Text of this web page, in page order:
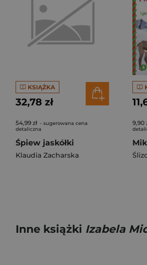
KSIĄŻKA
32,78 zł
54,99 zł - sugerowana cena
detaliczna
Śpiew jaskółki
Klaudia Zacharska
9,90
Inne książki Izabela